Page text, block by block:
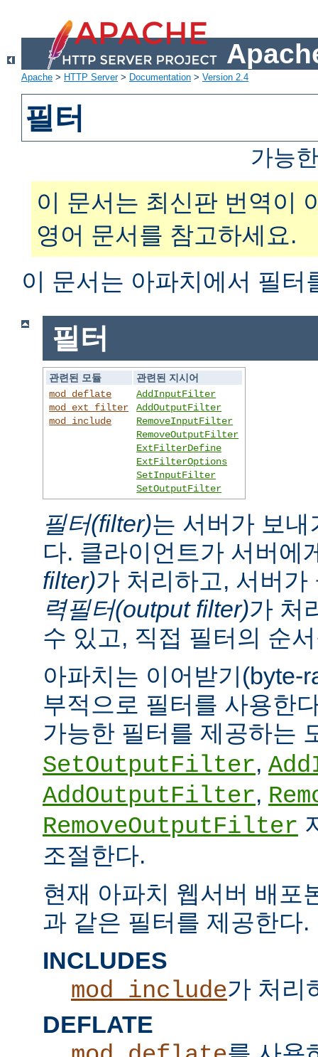
Apache > HTTP Server> Documentation > Version 2.4
필터
가능
이 문서는 최신판 번역이
영어 문서를 참고하세요.
이 문서는 아파치에서 필
필터
관련된 모듈
관련된 지시어
mod_deflate
mod_ext_filter
mod_include
AddInputFilter
AddOutputFilter
RemoveInputFilter
RemoveOutputFilter
ExtFilterDefine
ExtFilterOptions
SetInputFilter
SetOutputFilter
필터(filter)는 서버가 보
다. 클라이언트가 서버에
filter)가 처리하고, 서버
력필터(output filter)가 처
수 있고, 직접 필터의 순
아파치는 이어받기(byte-
부적으로 필터를 사용한
가능한 필터를 제공하는
SetOutputFilter,
AddOutputFilter,
RemoveOutputFilter
조절한다.
현재 아파치 웹서버 배포
과 같은 필터를 제공한다.
INCLUDES
mod_include가 처리
DEFLATE